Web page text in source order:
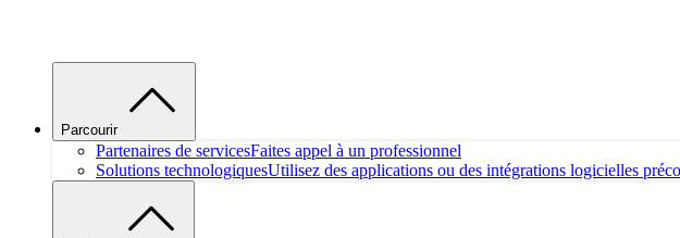
Parcourir
Partenaires de servicesFaites appel à un professionnel
Solutions technologiquesUtilisez des applications ou des intégrations logicielles